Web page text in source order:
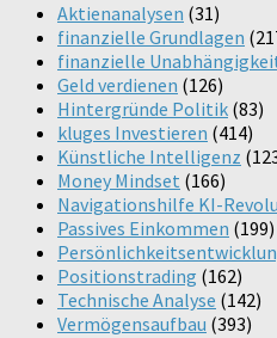
Aktienanalysen (31)
finanzielle Grundlagen
finanzielle
Geld verdienen (126)
Hintergründe Politik (83)
kluges Investieren (414)
Künstliche Intelligenz
Money Mindset (166)
Navigationshilfe KI-
Passives Einkommen (199)
Positionstrading (162)
Technische Analyse (142)
Vermögensaufbau (393)